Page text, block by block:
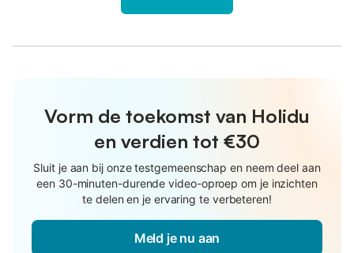
Vorm de toekomst van Holidu
en verdien tot €30
Sluit je aan bij onze testgemeenschap en neem deel aan
een 30-minuten-durende video-oproep om je inzichten
te delen en je ervaring te verbeteren!
Meld je nu aan